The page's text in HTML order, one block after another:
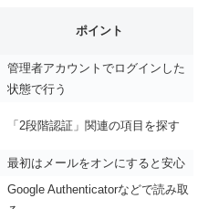
ポイント
管理者アカウントでログインした
状態で行う
「2段階認証」関連の項目を探す
最初はメールをオンにすると安心
Google Authenticatorなどで読み取